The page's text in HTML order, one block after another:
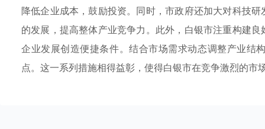
降低企业成本，鼓励投资。同时，市政府还加大对科技
的发展，提高整体产业竞争力。此外，白银市注重构建
企业发展创造便捷条件。结合市场需求动态调整产业结
点。这一系列措施相得益彰，使得白银市在竞争激烈的市